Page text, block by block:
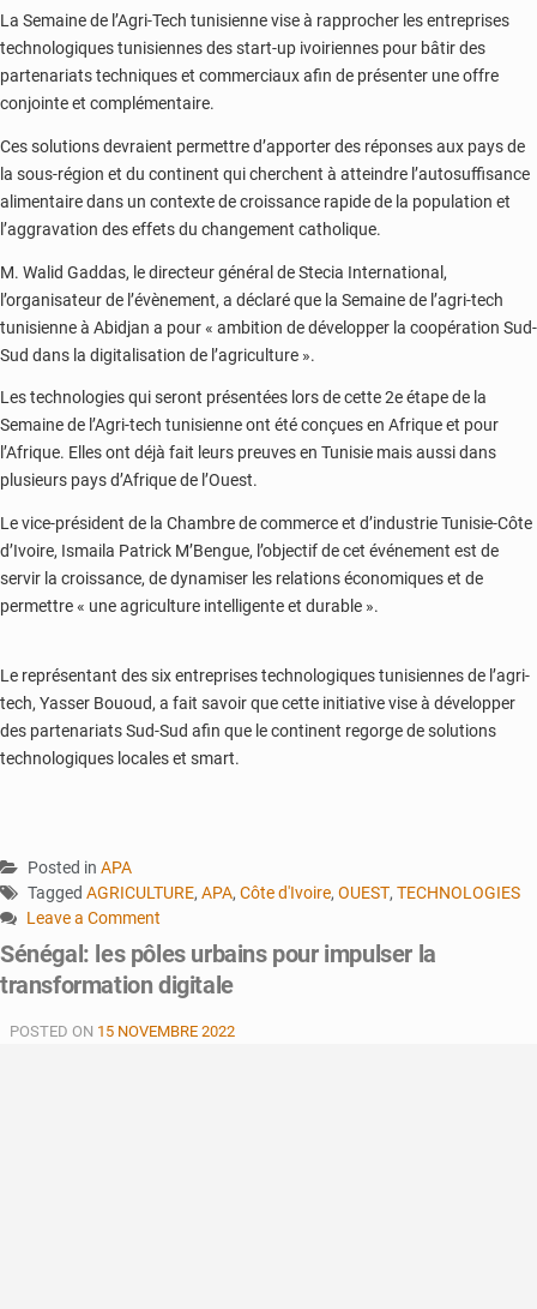
La Semaine de l’Agri-Tech tunisienne vise à rapprocher les entreprises
technologiques tunisiennes des start-up ivoiriennes pour bâtir des
partenariats techniques et commerciaux afin de présenter une offre
conjointe et complémentaire.
Ces solutions devraient permettre d’apporter des réponses aux pays de
la sous-région et du continent qui cherchent à atteindre l’autosuffisance
alimentaire dans un contexte de croissance rapide de la population et
l’aggravation des effets du changement catholique.
M. Walid Gaddas, le directeur général de Stecia International,
l’organisateur de l’évènement, a déclaré que la Semaine de l’agri-tech
tunisienne à Abidjan a pour « ambition de développer la coopération Sud-
Sud dans la digitalisation de l’agriculture ».
Les technologies qui seront présentées lors de cette 2e étape de la
Semaine de l’Agri-tech tunisienne ont été conçues en Afrique et pour
l’Afrique. Elles ont déjà fait leurs preuves en Tunisie mais aussi dans
plusieurs pays d’Afrique de l’Ouest.
Le vice-président de la Chambre de commerce et d’industrie Tunisie-Côte
d’Ivoire, Ismaila Patrick M’Bengue, l’objectif de cet événement est de
servir la croissance, de dynamiser les relations économiques et de
permettre « une agriculture intelligente et durable ».
Le représentant des six entreprises technologiques tunisiennes de l’agri-
tech, Yasser Bououd, a fait savoir que cette initiative vise à développer
des partenariats Sud-Sud afin que le continent regorge de solutions
technologiques locales et smart.
Posted in APA
Tagged AGRICULTURE, APA, Côte d'Ivoire, OUEST, TECHNOLOGIES
Leave a Comment
L’Agri-
Tech
s’exporte
Sénégal: les pôles urbains pour impulser la
transformation digitale
POSTED ON 15 NOVEMBRE 2022